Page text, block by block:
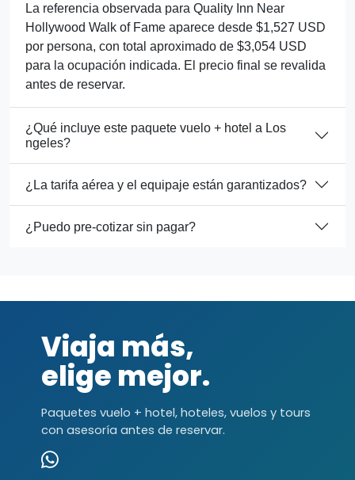
La referencia observada para Quality Inn Near
Hollywood Walk of Fame aparece desde $1,527 USD
por persona, con total aproximado de $3,054 USD
para la ocupación indicada. El precio final se revalida
antes de reservar.
¿Qué incluye este paquete vuelo + hotel a Los
ngeles?
¿La tarifa aérea y el equipaje están garantizados?
¿Puedo pre-cotizar sin pagar?
Viaja más,
elige mejor.
Paquetes vuelo + hotel, hoteles, vuelos y tours
con asesoría antes de reservar.